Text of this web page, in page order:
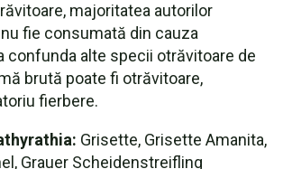
majoritatea autorilor
fie consumată din cauza
confunda alte specii otrăvitoare de
brută poate fi otrăvitoare,
fierbere.
Grisette, Grisette Amanita,
Grauer Scheidenstreifling